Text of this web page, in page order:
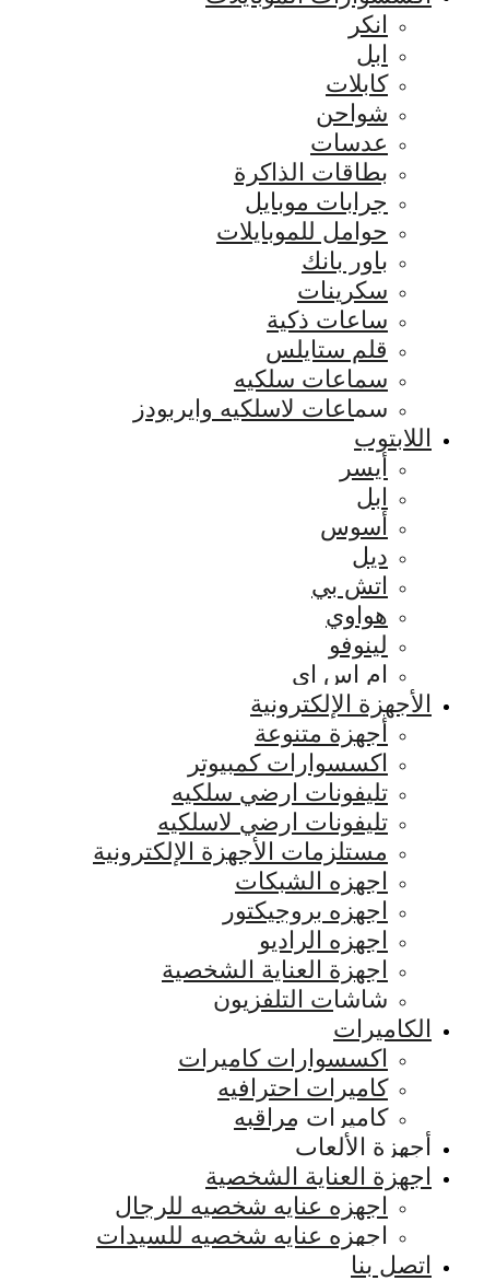
انكر
ابل
كابلات
شواحن
عدسات
بطاقات الذاكرة
جرابات موبايل
حوامل للموبايلات
باور بانك
سكرينات
ساعات ذكية
قلم ستايلس
سماعات سلكيه
سماعات لاسلكيه وايربودز
اللابتوب
أيسر
ابل
أسوس
ديل
اتش بي
هواوي
لينوفو
ام اس اي
الأجهزة الإلكترونية
أجهزة متنوعة
اكسسوارات كمبيوتر
تليفونات ارضي سلكيه
تليفونات ارضي لاسلكيه
مستلزمات الأجهزة الإلكترونية
اجهزه الشبكات
اجهزه بروجيكتور
اجهزه الراديو
اجهزة العناية الشخصية
شاشات التلفزيون
الكاميرات
اكسسوارات كاميرات
كاميرات احترافيه
كاميرات مراقبه
أجهزة الألعاب
اجهزة العناية الشخصية
اجهزه عنايه شخصيه للرجال
اجهزه عنايه شخصيه للسيدات
اتصل بنا